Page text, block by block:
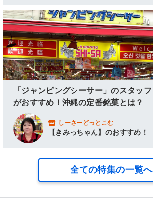
「ジャンピングシーサー」のスタッフ
がおすすめ！沖縄の定番銘菓とは？
しーさーどっとこむ
【きみっちゃん】のおすすめ！
全ての特集の一覧へ